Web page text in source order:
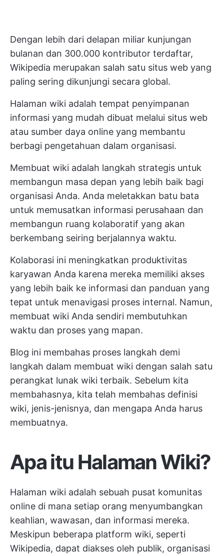
Dengan lebih dari delapan miliar kunjungan
bulanan dan 300.000 kontributor terdaftar,
Wikipedia merupakan salah satu situs web yang
paling sering dikunjungi secara global.
Halaman wiki adalah tempat penyimpanan
informasi yang mudah dibuat melalui situs web
atau sumber daya online yang membantu
berbagi pengetahuan dalam organisasi.
Membuat wiki adalah langkah strategis untuk
membangun masa depan yang lebih baik bagi
organisasi Anda. Anda meletakkan batu bata
untuk memusatkan informasi perusahaan dan
membangun ruang kolaboratif yang akan
berkembang seiring berjalannya waktu.
Kolaborasi ini meningkatkan produktivitas
karyawan Anda karena mereka memiliki akses
yang lebih baik ke informasi dan panduan yang
tepat untuk menavigasi proses internal. Namun,
membuat wiki Anda sendiri membutuhkan
waktu dan proses yang mapan.
Blog ini membahas proses langkah demi
langkah dalam membuat wiki dengan salah satu
perangkat lunak wiki terbaik. Sebelum kita
membahasnya, kita telah membahas definisi
wiki, jenis-jenisnya, dan mengapa Anda harus
membuatnya.
Apa itu Halaman Wiki?
Halaman wiki adalah sebuah pusat komunitas
online di mana setiap orang menyumbangkan
keahlian, wawasan, dan informasi mereka.
Meskipun beberapa platform wiki, seperti
Wikipedia, dapat diakses oleh publik, organisasi